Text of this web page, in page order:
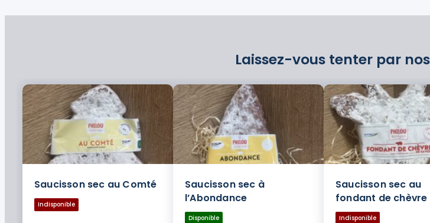
Laissez-vous tenter par
Saucisson sec au Comté
Indisponible
Saucisson sec à
l’Abondance
Disponible
Saucisson sec au
fondant de chèvre
Indisponible